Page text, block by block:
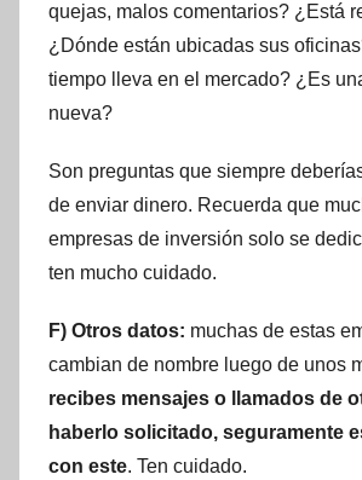
quejas, malos comentarios? ¿Está
¿Dónde están ubicadas sus
tiempo lleva en el mercado? ¿Es
nueva?
Son preguntas que siempre
de enviar dinero. Recuerda que
empresas de inversión solo se
ten mucho cuidado.
F) Otros datos: muchas de estas
cambian de nombre luego de unos
recibes mensajes o llamados de
haberlo solicitado, seguramente
con este. Ten cuidado.